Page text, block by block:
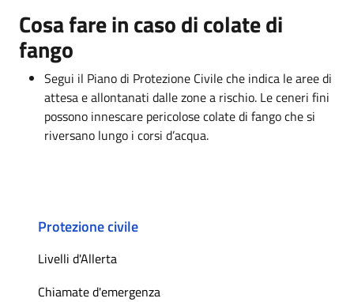
Cosa fare in caso di colate di
fango
Segui il Piano di Protezione Civile che indica le aree di
attesa e allontanati dalle zone a rischio. Le ceneri fini
possono innescare pericolose colate di fango che si
riversano lungo i corsi d’acqua.
Protezione civile
Livelli d'Allerta
Chiamate d'emergenza